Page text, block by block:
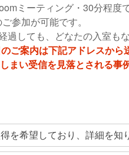
ミーティング・30分程度
参加が可能です。
過しても、どなたの入室も
ご案内は下記アドレスから
まい受信を見落とされる事
を希望しており、詳細を知